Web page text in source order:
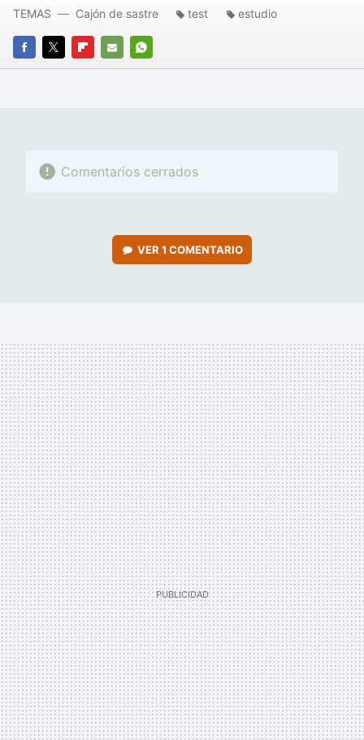
FACEBOOK
TWITTERFLIPBOARD
E-
WHATSAPP
TEMAS Cajón de sastre test estudio
Comentarios cerrados
VER 1 COMENTARIO